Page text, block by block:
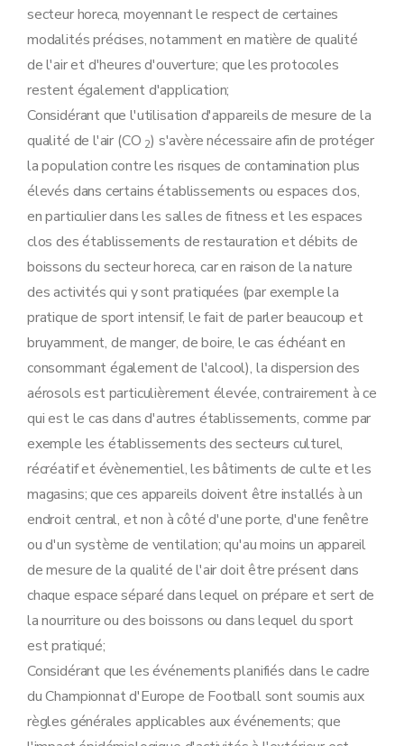
secteur horeca, moyennant le respect de certaines
modalités précises, notamment en matière de qualité
de l'air et d'heures d'ouverture; que les protocoles
restent également d'application;
Considérant que l'utilisation d'appareils de mesure de la
qualité de l'air (CO 2) s'avère nécessaire afin de protéger
la population contre les risques de contamination plus
élevés dans certains établissements ou espaces clos,
en particulier dans les salles de fitness et les espaces
clos des établissements de restauration et débits de
boissons du secteur horeca, car en raison de la nature
des activités qui y sont pratiquées (par exemple la
pratique de sport intensif, le fait de parler beaucoup et
bruyamment, de manger, de boire, le cas échéant en
consommant également de l'alcool), la dispersion des
aérosols est particulièrement élevée, contrairement à ce
qui est le cas dans d'autres établissements, comme par
exemple les établissements des secteurs culturel,
récréatif et évènementiel, les bâtiments de culte et les
magasins; que ces appareils doivent être installés à un
endroit central, et non à côté d'une porte, d'une fenêtre
ou d'un système de ventilation; qu'au moins un appareil
de mesure de la qualité de l'air doit être présent dans
chaque espace séparé dans lequel on prépare et sert de
la nourriture ou des boissons ou dans lequel du sport
est pratiqué;
Considérant que les événements planifiés dans le cadre
du Championnat d'Europe de Football sont soumis aux
règles générales applicables aux événements; que